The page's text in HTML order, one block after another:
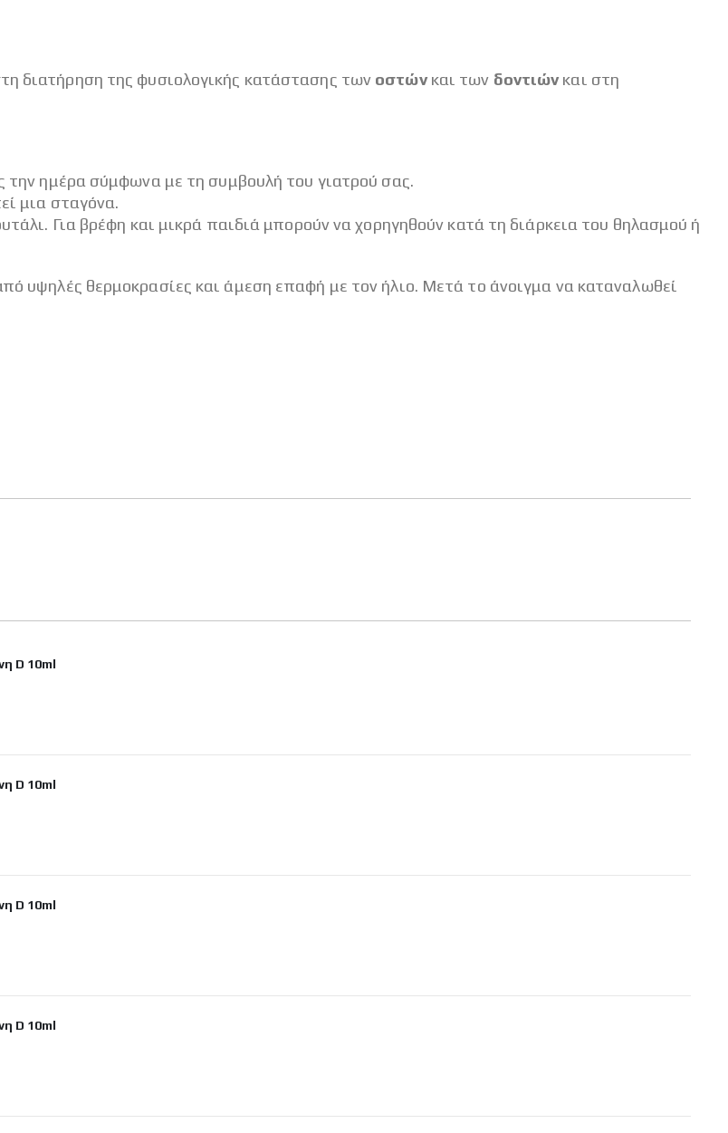
διατήρηση της φυσιολογικής κατάστασης των οστώνκαι των δοντιώνκαι στη
την ημέρα σύμφωνα με τη συμβουλή του γιατρού σας.
μια σταγόνα.
Για βρέφη και μικρά παιδιά μπορούν να χορηγηθούν κατά τη διάρκεια του θηλασμού ή
υψηλές θερμοκρασίες και άμεση επαφή με τον ήλιο. Μετά το άνοιγμα να καταναλωθεί
D 10ml
D 10ml
D 10ml
D 10ml